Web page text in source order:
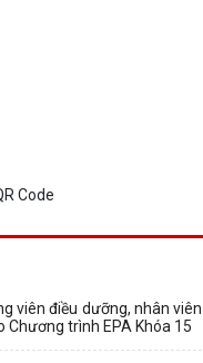
viên điều dưỡng, nhân
Chương trình EPA Khóa 15